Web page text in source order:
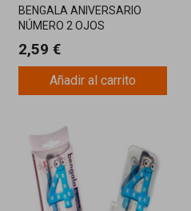
BENGALA ANIVERSARIO
NÚMERO 2 OJOS
2,59 €
Añadir al carrito